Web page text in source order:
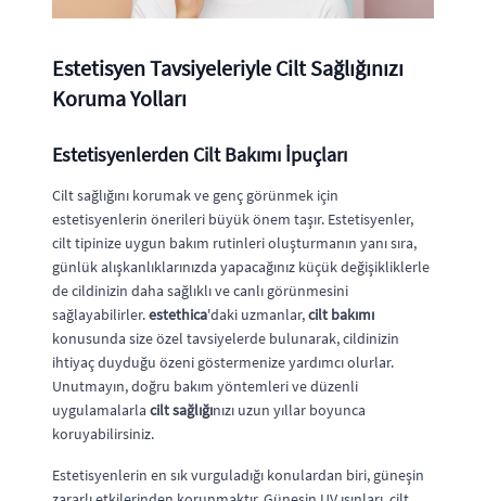
Estetisyen Tavsiyeleriyle Cilt Sağlığınızı
Koruma Yolları
Estetisyenlerden Cilt Bakımı İpuçları
Cilt sağlığını korumak ve genç görünmek için
estetisyenlerin önerileri büyük önem taşır. Estetisyenler,
cilt tipinize uygun bakım rutinleri oluşturmanın yanı sıra,
günlük alışkanlıklarınızda yapacağınız küçük değişikliklerle
de cildinizin daha sağlıklı ve canlı görünmesini
sağlayabilirler.estethica'daki uzmanlar,cilt bakımı
konusunda size özel tavsiyelerde bulunarak, cildinizin
ihtiyaç duyduğu özeni göstermenize yardımcı olurlar.
Unutmayın, doğru bakım yöntemleri ve düzenli
uygulamalarla cilt sağlığınızı uzun yıllar boyunca
koruyabilirsiniz.
Estetisyenlerin en sık vurguladığı konulardan biri, güneşin